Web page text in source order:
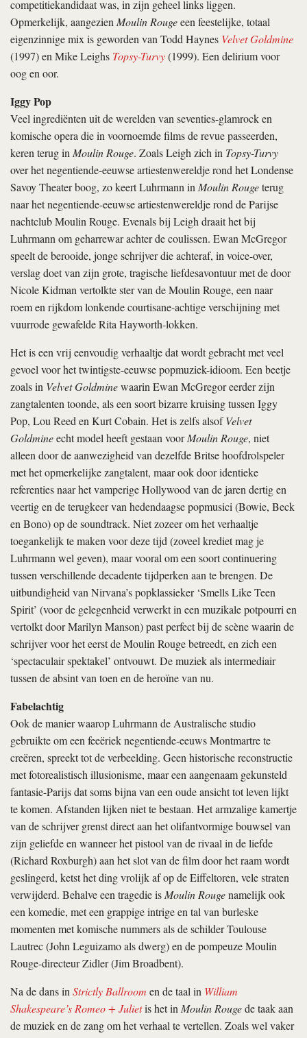
competitiekandidaat was, in zijn geheel links liggen.
Opmerkelijk, aangezienMoulin Rougeeen feestelijke, totaal
eigenzinnige mix is geworden van Todd Haynes Velvet Goldmine
(1997) en Mike Leighs Topsy-Turvy(1999). Een delirium voor
oog en oor.
Iggy Pop
Veel ingrediënten uit de werelden van seventies-glamrock en
komische opera die in voornoemde films de revue passeerden,
keren terug inMoulin Rouge. Zoals Leigh zich in Topsy-Turvy
over het negentiende-eeuwse artiestenwereldje rond het Londense
Savoy Theater boog, zo keert Luhrmann inMoulin Rougeterug
naar het negentiende-eeuwse artiestenwereldje rond de Parijse
nachtclub Moulin Rouge. Evenals bij Leigh draait het bij
Luhrmann om geharrewar achter de coulissen. Ewan McGregor
speelt de berooide, jonge schrijver die achteraf, in voice-over,
verslag doet van zijn grote, tragische liefdesavontuur met de door
Nicole Kidman vertolkte ster van de Moulin Rouge, een naar
roem en rijkdom lonkende courtisane-achtige verschijning met
vuurrode gewafelde Rita Hayworth-lokken.
Het is een vrij eenvoudig verhaaltje dat wordt gebracht met veel
gevoel voor het twintigste-eeuwse popmuziek-idioom. Een beetje
zoals in Velvet Goldminewaarin Ewan McGregor eerder zijn
zangtalenten toonde, als een soort bizarre kruising tussen Iggy
Pop, Lou Reed en Kurt Cobain. Het is zelfs alsofVelvet
Goldmineecht model heeft gestaan voorMoulin Rouge, niet
alleen door de aanwezigheid van dezelfde Britse hoofdrolspeler
met het opmerkelijke zangtalent, maar ook door identieke
referenties naar het vamperige Hollywood van de jaren dertig en
veertig en de terugkeer van hedendaagse popmusici (Bowie, Beck
en Bono) op de soundtrack. Niet zozeer om het verhaaltje
toegankelijk te maken voor deze tijd (zoveel krediet mag je
Luhrmann wel geven), maar vooral om een soort continuering
tussen verschillende decadente tijdperken aan te brengen. De
uitbundigheid van Nirvana’s popklassieker ‘Smells Like Teen
Spirit’ (voor de gelegenheid verwerkt in een muzikale potpourri en
vertolkt door Marilyn Manson) past perfect bij de scène waarin de
schrijver voor het eerst de Moulin Rouge betreedt, en zich een
‘spectaculair spektakel’ ontvouwt. De muziek als intermediair
tussen de absint van toen en de heroïne van nu.
Fabelachtig
Ook de manier waarop Luhrmann de Australische studio
gebruikte om een feeëriek negentiende-eeuws Montmartre te
creëren, spreekt tot de verbeelding. Geen historische reconstructie
met fotorealistisch illusionisme, maar een aangenaam gekunsteld
fantasie-Parijs dat soms bijna van een oude ansicht tot leven lijkt
te komen. Afstanden lijken niet te bestaan. Het armzalige kamertje
van de schrijver grenst direct aan het olifantvormige bouwsel van
zijn geliefde en wanneer het pistool van de rivaal in de liefde
(Richard Roxburgh) aan het slot van de film door het raam wordt
geslingerd, ketst het ding vrolijk af op de Eiffeltoren, vele straten
verwijderd. Behalve een tragedie isMoulin Rougenamelijk ook
een komedie, met een grappige intrige en tal van burleske
momenten met komische nummers als de schilder Toulouse
Lautrec (John Leguizamo als dwerg) en de pompeuze Moulin
Rouge-directeur Zidler (Jim Broadbent).
Na de dans inStrictly Ballroom en de taal in William
Shakespeare’s Romeo + Julietis het inMoulin Rougede taak aan
de muziek en de zang om het verhaal te vertellen. Zoals wel vaker